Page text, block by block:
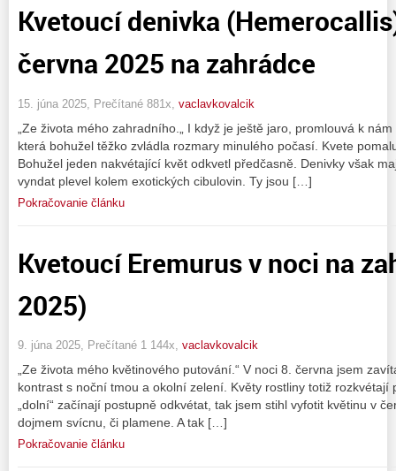
Kvetoucí denivka
června 2025 na zahrádce
15. júna 2025, Prečítané 881x, vaclavkovalcik
„Ze života mého zahradního.„ I když je ještě jaro, promlouvá k
která bohužel těžko zvládla rozmary minulého počasí. Kvete
Bohužel jeden nakvétající květ odkvetl předčasně. Denivky však
vyndat plevel kolem exotických cibulovin. Ty jsou […]
Pokračovanie článku
Kvetoucí Eremurus v noci na
2025)
9. júna 2025, Prečítané 1 144x, vaclavkovalcik
„Ze života mého květinového putování.“ V noci 8. června jsem
kontrast s noční tmou a okolní zelení. Květy rostliny totiž rozkvétají
„dolní“ začínají postupně odkvétat, tak jsem stihl vyfotit květinu v
dojmem svícnu, či plamene. A tak […]
Pokračovanie článku